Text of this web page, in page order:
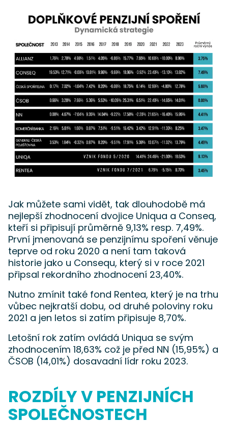
Jak můžete sami vidět, tak dlouhodobě má
nejlepší zhodnocení dvojice Uniqua a Conseq,
kteří si připisují průměrně 9,13% resp. 7,49%.
První jmenovaná se penzijnímu spoření věnuje
teprve od roku 2020 a není tam taková
historie jako u Consequ, který si v roce 2021
připsal rekordního zhodnocení 23,40%.
Nutno zmínit také fond Rentea, který je na trhu
vůbec nejkratší dobu, od druhé poloviny roku
2021 a jen letos si zatím připisuje 8,70%.
Letošní rok zatím ovládá Uniqua se svým
zhodnocením 18,63% což je před NN (15,95%) a
ČSOB (14,01%) dosavadní lídr roku 2023.
ROZDÍLY V PENZIJNÍCH
SPOLEČNOSTECH